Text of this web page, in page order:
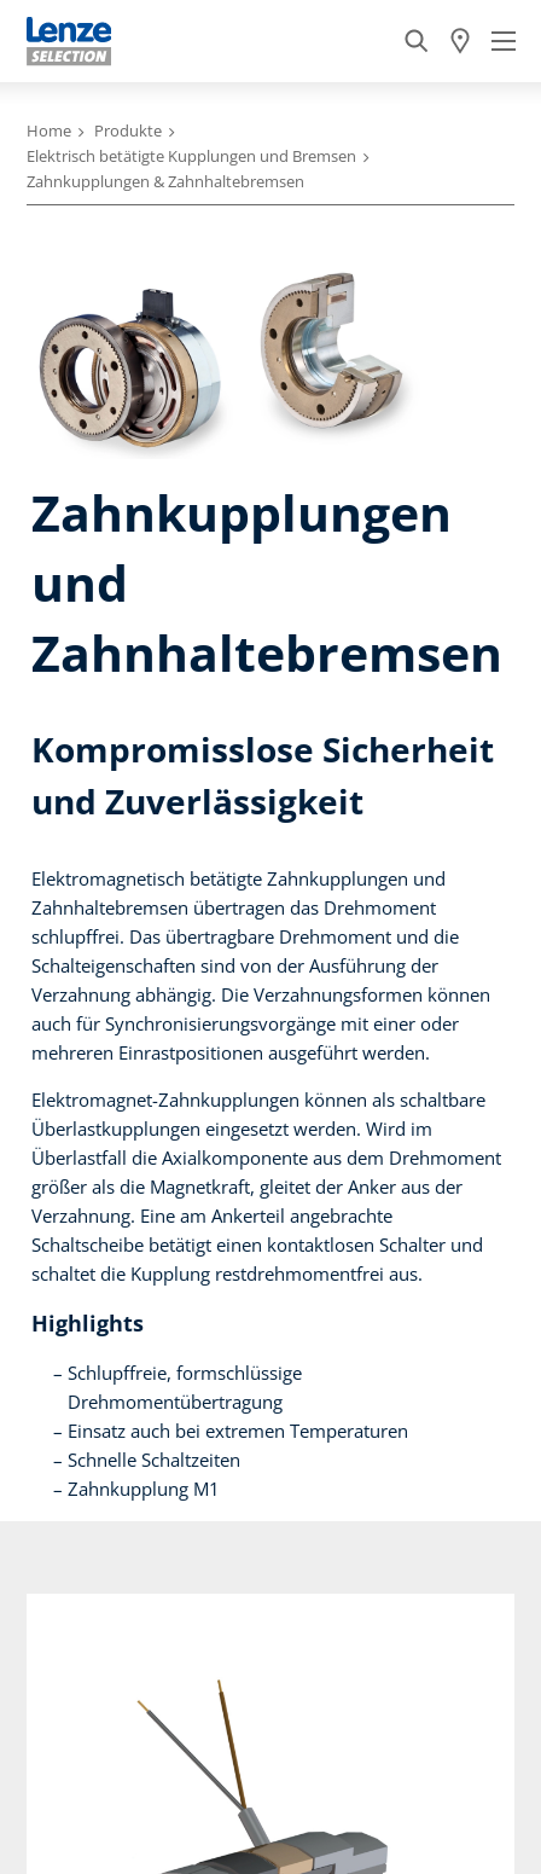
Home
Produkte
Elektrisch betätigte Kupplungen und Bremsen
Zahnkupplungen & Zahnhaltebremsen
Zahnkupplungen
und
Zahnhaltebremsen
Kompromisslose Sicherheit
und Zuverlässigkeit
Elektromagnetisch betätigte Zahnkupplungen und
Zahnhaltebremsen übertragen das Drehmoment
schlupffrei. Das übertragbare Drehmoment und die
Schalteigenschaften sind von der Ausführung der
Verzahnung abhängig. Die Verzahnungsformen können
auch für Synchronisierungsvorgänge mit einer oder
mehreren Einrastpositionen ausgeführt werden.
Elektromagnet-Zahnkupplungen können als schaltbare
Überlastkupplungen eingesetzt werden. Wird im
Überlastfall die Axialkomponente aus dem Drehmoment
größer als die Magnetkraft, gleitet der Anker aus der
Verzahnung. Eine am Ankerteil angebrachte
Schaltscheibe betätigt einen kontaktlosen Schalter und
schaltet die Kupplung restdrehmomentfrei aus.
Highlights
Schlupffreie, formschlüssige
Drehmomentübertragung
Einsatz auch bei extremen Temperaturen
Schnelle Schaltzeiten
Zahnkupplung M1